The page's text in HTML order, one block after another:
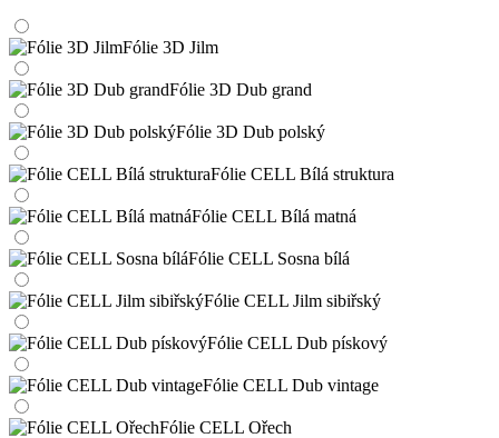
Fólie 3D Jilm
Fólie 3D Dub grand
Fólie 3D Dub polský
Fólie CELL Bílá struktura
Fólie CELL Bílá matná
Fólie CELL Sosna bílá
Fólie CELL Jilm sibiřský
Fólie CELL Dub pískový
Fólie CELL Dub vintage
Fólie CELL Ořech